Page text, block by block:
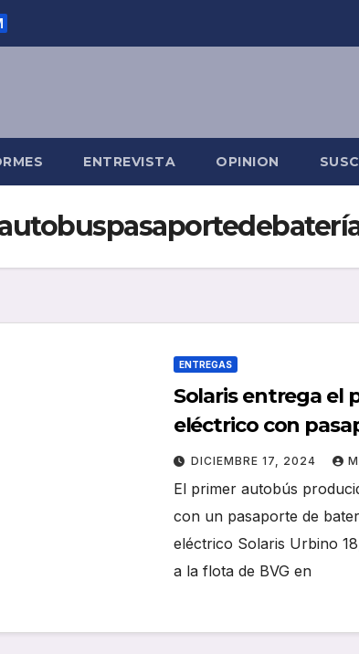
ENTREVISTA OPINION
ENTREGAS
Solaris entrega el
eléctrico con
DICIEMBRE 17, 2024
El primer autobús
con un pasaporte de
eléctrico Solaris Urbino
a la flota de BVG en